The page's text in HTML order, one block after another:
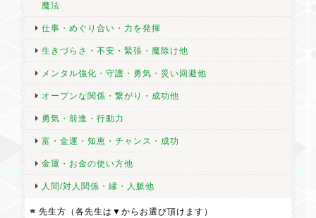
魔法
仕事・めぐり合い・力を発揮
生きづらさ・不安・緊張・魔除け他
メンタル強化・守護・勇気・災い回避他
オープンな関係・繋がり・成功他
勇気・前進・行動力
富・金運・知恵・チャンス・成功
金運・お金の使い方他
人間/対人関係・縁・人脈他
先生方（各先生は▼からお選び頂けます）